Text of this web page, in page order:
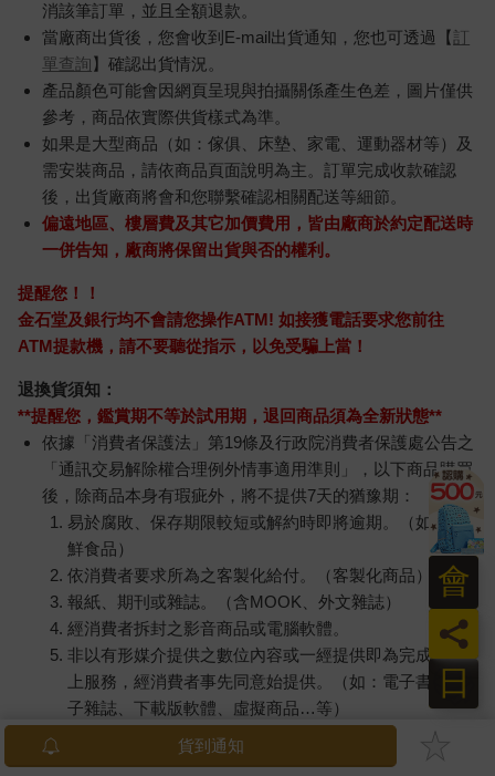
消該筆訂單，並且全額退款。
當廠商出貨後，您會收到E-mail出貨通知，您也可透過【訂
單查詢】確認出貨情況。
產品顏色可能會因網頁呈現與拍攝關係產生色差，圖片僅供
參考，商品依實際供貨樣式為準。
如果是大型商品（如：傢俱、床墊、家電、運動器材等）及
需安裝商品，請依商品頁面說明為主。訂單完成收款確認
後，出貨廠商將會和您聯繫確認相關配送等細節。
偏遠地區、樓層費及其它加價費用，皆由廠商於約定配送時
一併告知，廠商將保留出貨與否的權利。
提醒您！！
金石堂及銀行均不會請您操作ATM! 如接獲電話要求您前往
ATM提款機，請不要聽從指示，以免受騙上當！
退換貨須知：
**提醒您，鑑賞期不等於試用期，退回商品須為全新狀態**
依據「消費者保護法」第19條及行政院消費者保護處公告之
「通訊交易解除權合理例外情事適用準則」，以下商品購買
後，除商品本身有瑕疵外，將不提供7天的猶豫期：
易於腐敗、保存期限較短或解約時即將逾期。（如：生
鮮食品）
依消費者要求所為之客製化給付。（客製化商品）
報紙、期刊或雜誌。（含MOOK、外文雜誌）
經消費者拆封之影音商品或電腦軟體。
非以有形媒介提供之數位內容或一經提供即為完成之線
上服務，經消費者事先同意始提供。（如：電子書、電
子雜誌、下載版軟體、虛擬商品…等）
已拆封之個人衛生用品。（如：內衣褲、刮鬍刀、除毛
貨到通知
日
員
會